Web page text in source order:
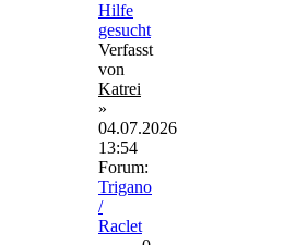
Hilfe
gesucht
Verfasst
von
Katrei
»
04.07.2026
13:54
Forum:
Trigano
/
Raclet